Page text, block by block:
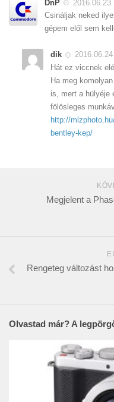
DnP
2016.06.23
Csináljak neked
gépem elől sem
dik
Hát ez viccnek
Ha meg
is, mert a hülyéje
fölösleges
http://
bentley-kep/
Megjelent a
Rengeteg változást
Olvastad már? A